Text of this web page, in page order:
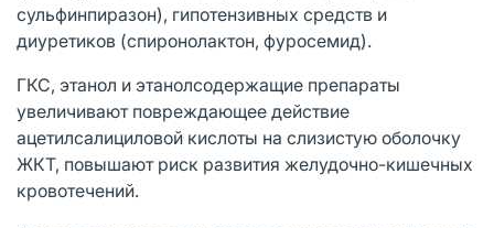
сульфинпиразон), гипотензивных средств и
диуретиков (спиронолактон, фуросемид).
ГКС, этанол и этанолсодержащие препараты
увеличивают повреждающее действие
ацетилсалициловой кислоты на слизистую оболочку
ЖКТ, повышают риск развития желудочно-кишечных
кровотечений.